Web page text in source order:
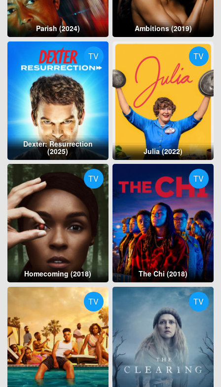
Parish (2024) Ambitions (2019)
TV
Dexter: Resurrection
(2025)
TV
Julia (2022)
TV
Homecoming (2018)
TV
The Chi (2018)
TV TV